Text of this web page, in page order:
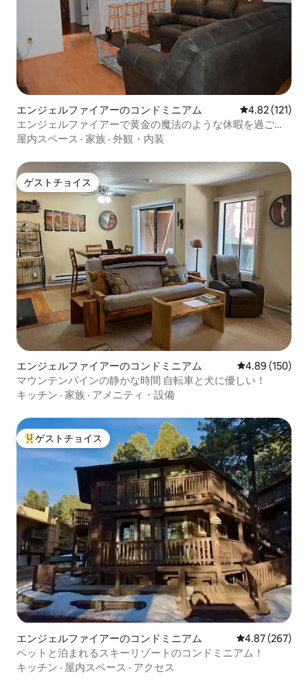
エンジェルファイアーのコンドミニアム レビュー121
4.82 (121)
エンジェルファイアーで黄金の魔法のような休暇を過ごそ
う
屋内スペース · 家族 · 外観・内装
ゲストチョイス
ゲストチョイス
エンジェルファイアーのコンドミニアム レビュー150
4.89 (150)
マウンテンパインの静かな時間 自転車と犬に優しい！
キッチン · 家族 · アメニティ・設備
大好評のゲストチョイスです。
ゲストチョイス
エンジェルファイアーのコンドミニアム レビュー267
4.87 (267)
ペットと泊まれるスキーリゾートのコンドミニアム！
キッチン · 屋内スペース · アクセス